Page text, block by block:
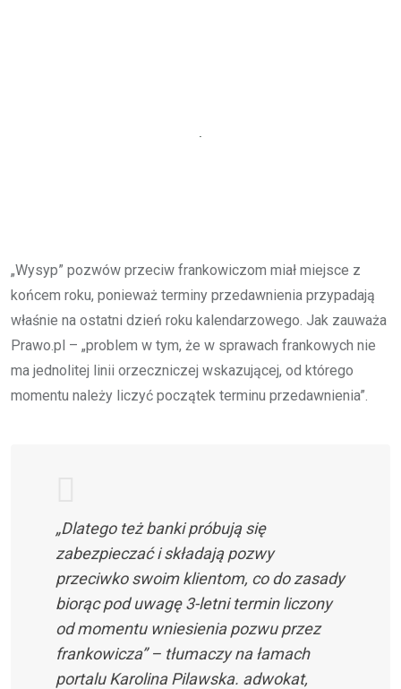
„Wysyp” pozwów przeciw frankowiczom miał miejsce z
końcem roku, ponieważ terminy przedawnienia przypadają
właśnie na ostatni dzień roku kalendarzowego. Jak zauważa
Prawo.pl – „problem w tym, że w sprawach frankowych nie
ma jednolitej linii orzeczniczej wskazującej, od którego
momentu należy liczyć początek terminu przedawnienia”.
„Dlatego też banki próbują się
zabezpieczać i składają pozwy
przeciwko swoim klientom, co do zasady
biorąc pod uwagę 3-letni termin liczony
od momentu wniesienia pozwu przez
frankowicza” – tłumaczy na łamach
portalu Karolina Pilawska. adwokat,